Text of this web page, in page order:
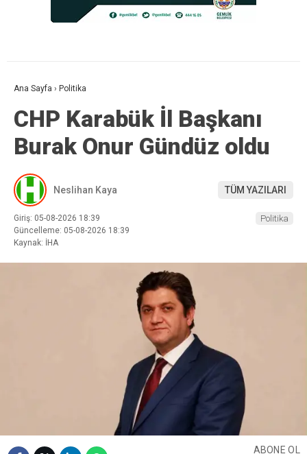
Ana Sayfa › Politika
CHP Karabük İl Başkanı
Burak Onur Gündüz oldu
Neslihan Kaya TÜM YAZILARI
Giriş: 05-08-2026 18:39
Güncelleme: 05-08-2026 18:39
Kaynak: İHA
Politika
ABONE OL